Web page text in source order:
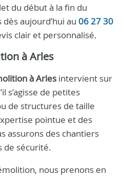
du début à la fin du
aujourd’hui au 06 27 30
clair et personnalisé.
à Arles
à Arles intervient sur
s’agisse de petites
de structures de taille
pointue et des
assurons des chantiers
de sécurité.
nous prenons en